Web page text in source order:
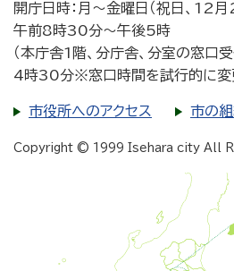
開庁日時：月～金曜日（祝日、12
午前8時30分～午後5時
（本庁舎1階、分庁舎、分室の窓
4時30分※窓口時間を試行的に変更
市役所へのアクセス 市の
Copyright © 1999 Isehara city All